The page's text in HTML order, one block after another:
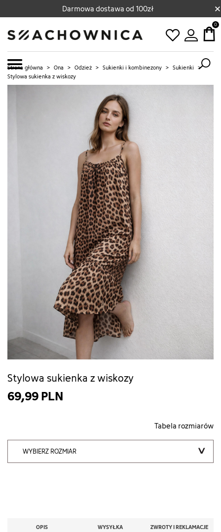
Darmowa dostawa od 100zł ×
0
Strona główna > Ona > Odzież > Sukienki i kombinezony > Sukienki >
Stylowa sukienka z wiskozy
Stylowa sukienka z wiskozy
69,99 PLN
Tabela rozmiarów
WYBIERZ ROZMIAR
OPIS WYSYŁKA ZWROTY I REKLAMACJE